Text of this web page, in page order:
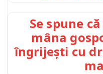
Se spune
mâna
îngrijești cu